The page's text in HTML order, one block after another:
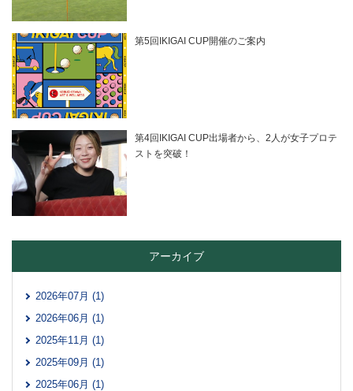
第5回IKIGAI CUP開催のご案内
第4回IKIGAI CUP出場者から、2人が女子プロテ
ストを突破！
アーカイブ
2026年07月 (1)
2026年06月 (1)
2025年11月 (1)
2025年09月 (1)
2025年06月 (1)